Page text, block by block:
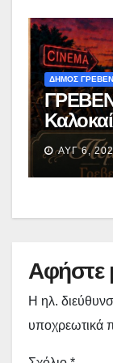
ΔΗΜΟΣ
Σινεμά
ΑΥΓ 6,
Αφήστε
Η ηλ.
υποχρεωτικά